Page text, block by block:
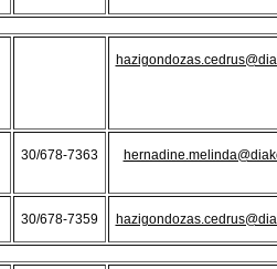
30/678-7363
30/678-7359